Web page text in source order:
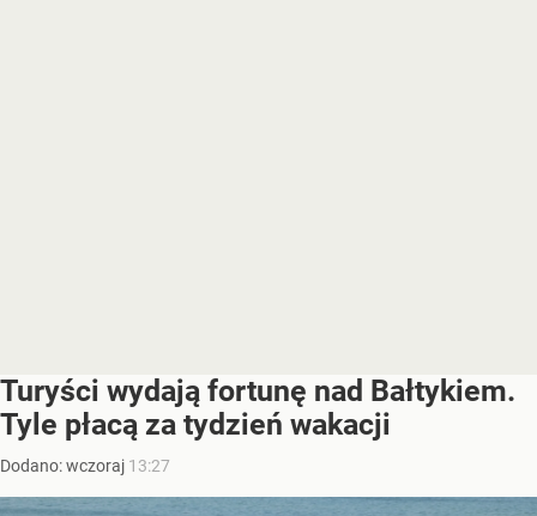
Turyści wydają fortunę nad Bałtykiem.
Tyle płacą za tydzień wakacji
Dodano:wczoraj 13:27